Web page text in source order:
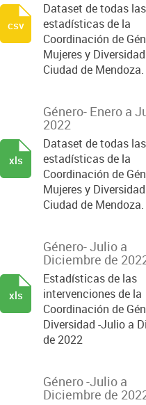
Dataset de todas las
estadísticas de la
Coordinación de
Mujeres y
Ciudad de Mendoza.
csv
Género- Enero a
2022
Dataset de todas las
estadísticas de la
Coordinación de
Mujeres y
Ciudad de Mendoza.
xls
Género- Julio a
Diciembre de
Estadísticas de las
intervenciones de la
Coordinación de
Diversidad -Julio a
de 2022
xls
Género -Julio a
Diciembre de